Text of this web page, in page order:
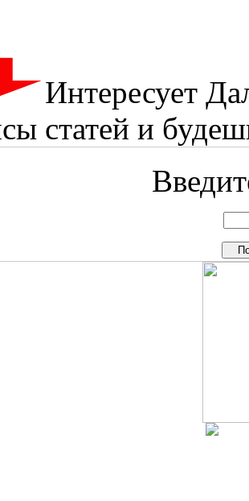
Интересует
статей и